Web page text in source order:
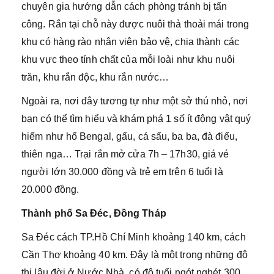
chuyên gia hướng dẫn cách phòng tránh bị tấn
công. Rắn tại chỗ này được nuôi thả thoải mái trong
khu có hàng rào nhân viên bảo vệ, chia thành các
khu vực theo tính chất của mỗi loài như khu nuôi
trăn, khu rắn độc, khu rắn nước…
Ngoài ra, nơi đây tương tự như một sở thú nhỏ, nơi
bạn có thể tìm hiểu và khám phá 1 số ít động vật quý
hiếm như hổ Bengal, gấu, cá sấu, ba ba, đà điểu,
thiên nga… Trại rắn mở cửa 7h – 17h30, giá vé
người lớn 30.000 đồng và trẻ em trên 6 tuổi là
20.000 đồng.
Thành phố Sa Đéc, Đồng Tháp
Sa Đéc cách TP.Hồ Chí Minh khoảng 140 km, cách
Cần Thơ khoảng 40 km. Đây là một trong những đô